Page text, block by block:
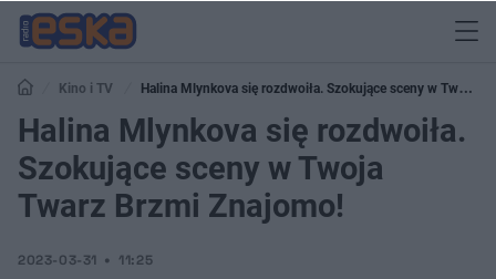
Kino i TV
Halina Mlynkova się rozdwoiła. Szokujące sceny w Twoja
Twarz Brzmi Znajomo!
Halina Mlynkova się rozdwoiła.
Szokujące sceny w Twoja
Twarz Brzmi Znajomo!
2023-03-31 11:25